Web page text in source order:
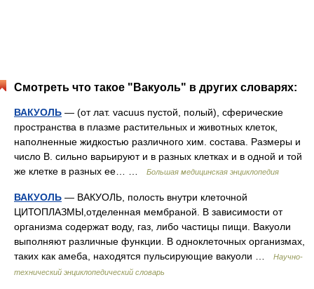
Смотреть что такое "Вакуоль" в других словарях:
ВАКУОЛЬ — (от лат. vacuus пустой, полый), сферические
пространства в плазме растительных и животных клеток,
наполненные жидкостью различного хим. состава. Размеры и
число В. сильно варьируют и в разных клетках и в одной и той
же клетке в разных ее… …
Большая медицинская энциклопедия
ВАКУОЛЬ — ВАКУОЛЬ, полость внутри клеточной
ЦИТОПЛАЗМЫ,отделенная мембраной. В зависимости от
организма содержат воду, газ, либо частицы пищи. Вакуоли
выполняют различные функции. В одноклеточных организмах,
таких как амеба, находятся пульсирующие вакуоли …
Научно-
технический энциклопедический словарь